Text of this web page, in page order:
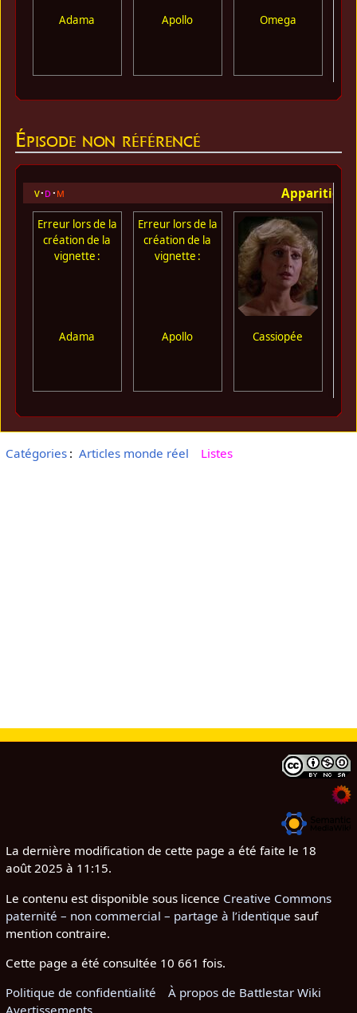
Adama Apollo Omega
Épisode non référencé
v d m Apparition
Erreur lors de la
création de la
vignette :
Adama
Erreur lors de la
création de la
vignette :
Apollo Cassiopée
Catégories: Articles monde réel Listes
La dernière modification de cette page a été faite le 18
août 2025 à 11:15.
Le contenu est disponible sous licence Creative Commons
paternité – non commercial – partage à l’identique sauf
mention contraire.
Cette page a été consultée 10 661 fois.
Politique de confidentialité
À propos de Battlestar Wiki
Avertissements